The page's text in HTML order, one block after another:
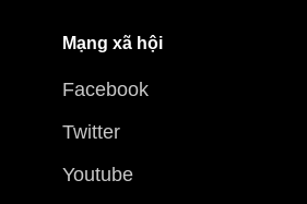
Mạng xã hội
Facebook
Twitter
Youtube